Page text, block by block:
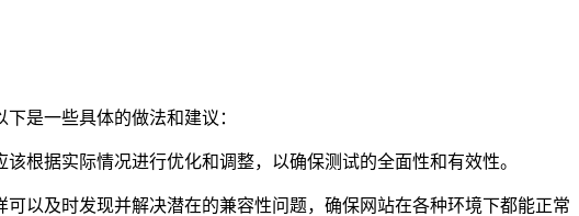
是一些具体的做法和建议：
据实际情况进行优化和调整，以确保测试的全面性和有效性。
及时发现并解决潜在的兼容性问题，确保网站在各种环境下都能正常